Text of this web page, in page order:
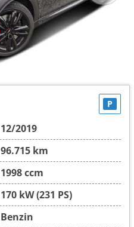
P
12/2019
96.715 km
1998 ccm
170 kW (231 PS)
Benzin